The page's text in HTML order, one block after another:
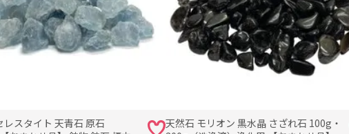
レスタイト 天青石 原石
天然石 モリオン 黒水晶 さざれ石 100g・